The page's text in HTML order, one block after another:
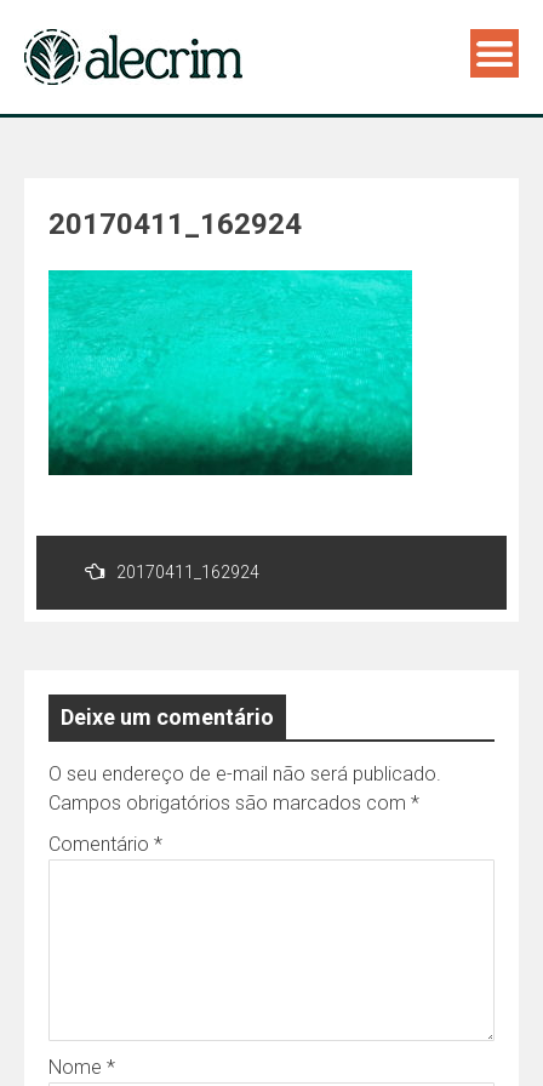
20170411_162924
Navegação
Post
20170411_162924
Deixe um comentário
O seu endereço de e-mail não será publicado.
Campos obrigatórios são marcados com *
Comentário *
Nome *